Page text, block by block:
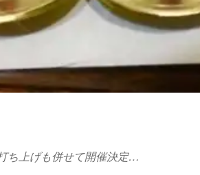
ち上げも併せて開催決定…